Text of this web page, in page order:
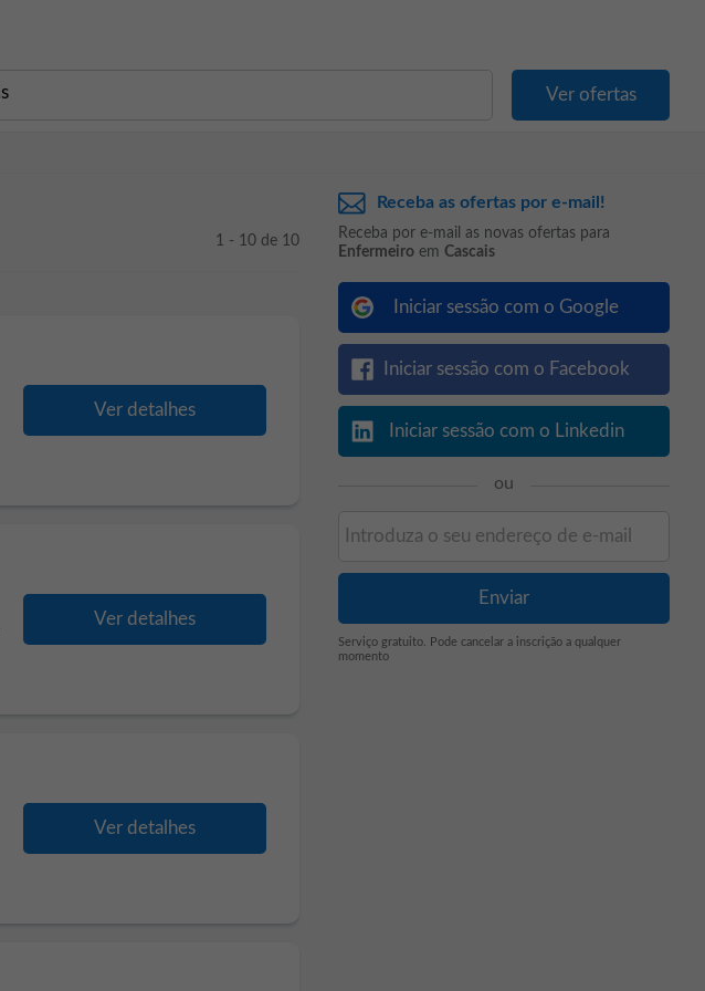
1 - 10 de 10
Ver detalhes
Ver detalhes
Ver detalhes
Receba as ofertas por e-mail!
Receba por e-mail as novas ofertas para
Enfermeiro em Cascais
Iniciar sessão com o Google
Iniciar sessão com o Facebook
Iniciar sessão com o Linkedin
ou
Serviço gratuito. Pode cancelar a inscrição a qualquer
momento